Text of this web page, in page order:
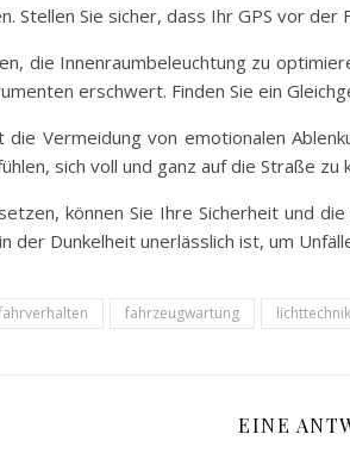
Stellen Sie sicher, dass Ihr GPS vor
die Innenraumbeleuchtung zu
erschwert. Finden Sie ein
Vermeidung von emotionalen
sich voll und ganz auf die Straße
können Sie Ihre Sicherheit und
der Dunkelheit unerlässlich ist, um
fahrzeugwartung lichttechnik
EINE